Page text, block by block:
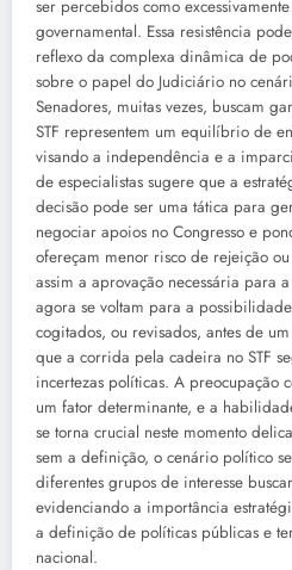
ser percebidos como
governamental. Essa resistência
reflexo da complexa dinâmica de
sobre o papel do Judiciário no
Senadores, muitas vezes, buscam
STF representem um equilíbrio de
visando a independência e a
de especialistas sugere que a
decisão pode ser uma tática para
negociar apoios no Congresso e
ofereçam menor risco de rejeição
assim a aprovação necessária para
agora se voltam para a
cogitados, ou revisados, antes de
que a corrida pela cadeira no STF
incertezas políticas. A preocupação
um fator determinante, e a
se torna crucial neste momento
sem a definição, o cenário político
diferentes grupos de interesse
evidenciando a importância
a definição de políticas públicas e
nacional.